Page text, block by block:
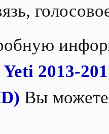
2013-
Вы можете